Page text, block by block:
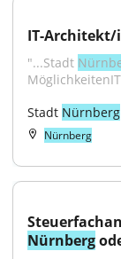
IT-Architekt/
"...Stadt
Stadt Nürnberg
Nürnberg
Nürnberg